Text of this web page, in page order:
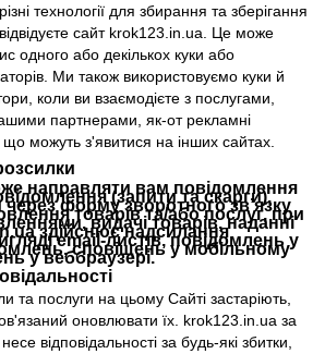
технології для збирання та зберігання
сайт krok123.in.ua. Це може
одного або декількох куки або
Ми також використовуємо куки й
коли ви взаємодієте з послугами,
партнерами, як-от рекламні
можуть з'явитися на інших сайтах.
направляти вам повідомлення
(запити та скарги),
форму зворотного зв’язку
товарів та/або послуг, при
видачі товарів, наданні
здійснює надсилання
email-листів, повідомлень у
сповіщень у мобільному
у веббраузері.
та послуги на цьому Сайті застаріють,
оновлювати їх. krok123.in.ua за
відповідальності за будь-які збитки,